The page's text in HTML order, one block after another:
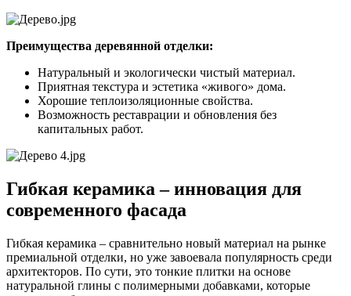
Преимущества деревянной отделки:
Натуральный и экологически чистый материал.
Приятная текстура и эстетика «живого» дома.
Хорошие теплоизоляционные свойства.
Возможность реставрации и обновления без
капитальных работ.
Гибкая керамика – инновация для
современного фасада
Гибкая керамика – сравнительно новый материал на рынке
премиальной отделки, но уже завоевала популярность среди
архитекторов. По сути, это тонкие плитки на основе
натуральной глины с полимерными добавками, которые